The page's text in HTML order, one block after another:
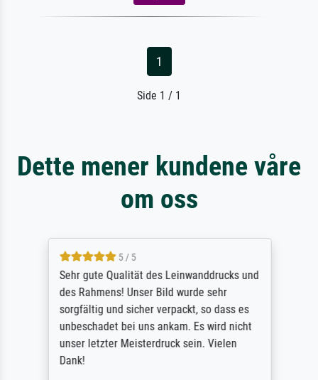
1
Side 1 / 1
Dette mener kundene våre
om oss
5 / 5
Sehr gute Qualität des Leinwanddrucks und
des Rahmens! Unser Bild wurde sehr
sorgfältig und sicher verpackt, so dass es
unbeschadet bei uns ankam. Es wird nicht
unser letzter Meisterdruck sein. Vielen
Dank!